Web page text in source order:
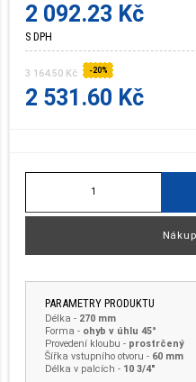
2 092.23 Kč
S DPH
3 164.50 Kč -20%
2 531.60 Kč
PARAMETRY PRODUKTU
Délka - 270 mm
Forma - ohyb v úhlu 45°
Provedení kloubu - prostrčený
Šířka vstupního otvoru - 60 mm
Délka v palcích - 10 3/4"